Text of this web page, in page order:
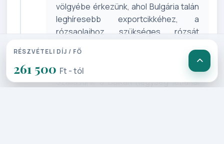
völgyébe érkezünk, ahol Bulgária talán
leghíresebb exportcikkéhez, a
rózsaolajhoz szükséges rózsát
messziről fénylő arany hagymakupolás,
sipkai orosz templomot tekintjük meg.
Szállásunk a Balkán-hegység lábánál
RÉSZVÉTELI DÍJ / FŐ
261 500 Ft - tól